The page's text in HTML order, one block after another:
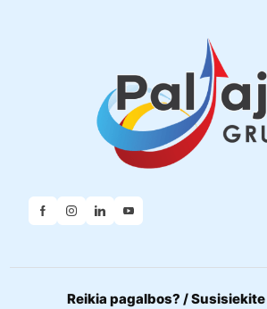
Reikia pagalbos? /